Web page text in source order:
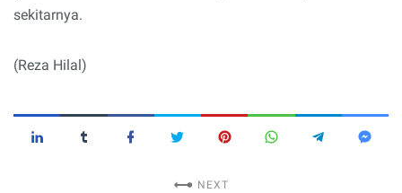
sekitarnya.
(Reza Hilal)
NEXT